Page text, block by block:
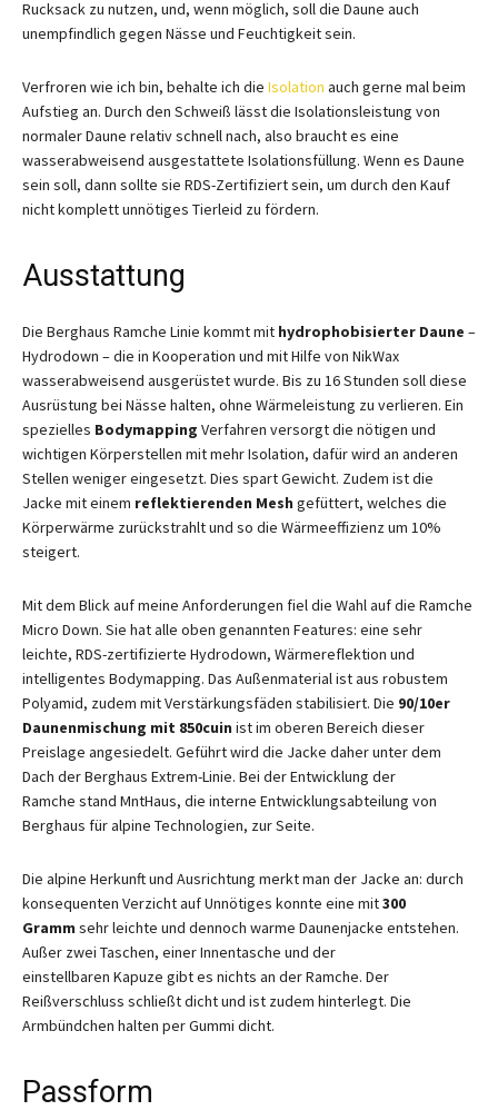
Rucksack zu nutzen, und, wenn möglich, soll die Daune auch
unempfindlich gegen Nässe und Feuchtigkeit sein.
Verfroren wie ich bin, behalte ich die Isolation auch gerne mal beim
Aufstieg an. Durch den Schweiß lässt die Isolationsleistung von
normaler Daune relativ schnell nach, also braucht es eine
wasserabweisend ausgestattete Isolationsfüllung. Wenn es Daune
sein soll, dann sollte sie RDS-Zertifiziert sein, um durch den Kauf
nicht komplett unnötiges Tierleid zu fördern.
Ausstattung
Die Berghaus Ramche Linie kommt mit hydrophobisierter Daune –
Hydrodown – die in Kooperation und mit Hilfe von NikWax
wasserabweisend ausgerüstet wurde. Bis zu 16 Stunden soll diese
Ausrüstung bei Nässe halten, ohne Wärmeleistung zu verlieren. Ein
spezielles Bodymapping Verfahren versorgt die nötigen und
wichtigen Körperstellen mit mehr Isolation, dafür wird an anderen
Stellen weniger eingesetzt. Dies spart Gewicht. Zudem ist die
Jacke mit einem reflektierenden Mesh gefüttert, welches die
Körperwärme zurückstrahlt und so die Wärmeeffizienz um 10%
steigert.
Mit dem Blick auf meine Anforderungen fiel die Wahl auf die Ramche
Micro Down. Sie hat alle oben genannten Features: eine sehr
leichte, RDS-zertifizierte Hydrodown, Wärmereflektion und
intelligentes Bodymapping. Das Außenmaterial ist aus robustem
Polyamid, zudem mit Verstärkungsfäden stabilisiert. Die 90/10er
Daunenmischung mit 850cuin ist im oberen Bereich dieser
Preislage angesiedelt. Geführt wird die Jacke daher unter dem
Dach der Berghaus Extrem-Linie. Bei der Entwicklung der
Ramche stand MntHaus, die interne Entwicklungsabteilung von
Berghaus für alpine Technologien, zur Seite.
Die alpine Herkunft und Ausrichtung merkt man der Jacke an: durch
konsequenten Verzicht auf Unnötiges konnte eine mit300
Gramm sehr leichte und dennoch warme Daunenjacke entstehen.
Außer zwei Taschen, einer Innentasche und der
einstellbaren Kapuze gibt es nichts an der Ramche. Der
Reißverschluss schließt dicht und ist zudem hinterlegt. Die
Armbündchen halten per Gummi dicht.
Passform